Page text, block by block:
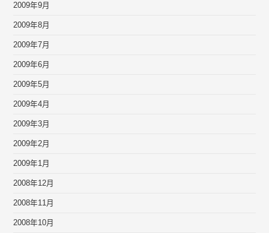
2009年9月
2009年8月
2009年7月
2009年6月
2009年5月
2009年4月
2009年3月
2009年2月
2009年1月
2008年12月
2008年11月
2008年10月